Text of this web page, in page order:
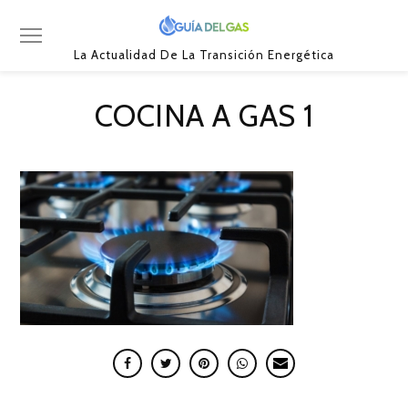
La Actualidad De La Transición Energética
COCINA A GAS 1